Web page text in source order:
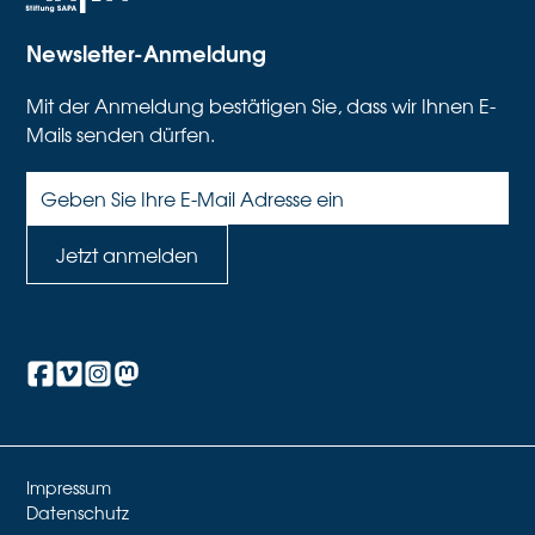
Newsletter-Anmeldung
Mit der Anmeldung bestätigen Sie, dass wir Ihnen E-
Mails senden dürfen.
Impressum
Datenschutz